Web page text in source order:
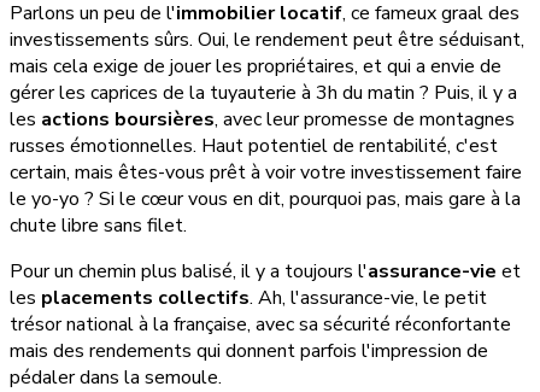
Parlons un peu de l'immobilier locatif, ce fameux graal des
investissements sûrs. Oui, le rendement peut être séduisant,
mais cela exige de jouer les propriétaires, et qui a envie de
gérer les caprices de la tuyauterie à 3h du matin ? Puis, il y a
les actions boursières, avec leur promesse de montagnes
russes émotionnelles. Haut potentiel de rentabilité, c'est
certain, mais êtes-vous prêt à voir votre investissement faire
le yo-yo ? Si le cœur vous en dit, pourquoi pas, mais gare à la
chute libre sans filet.
Pour un chemin plus balisé, il y a toujours l'assurance-vie et
les placements collectifs. Ah, l'assurance-vie, le petit
trésor national à la française, avec sa sécurité réconfortante
mais des rendements qui donnent parfois l'impression de
pédaler dans la semoule.